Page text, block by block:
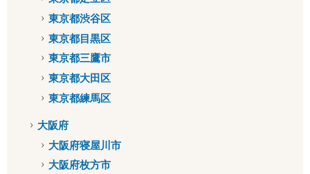
東京都渋谷区
東京都目黒区
東京都三鷹市
東京都大田区
東京都練馬区
大阪府
大阪府寝屋川市
大阪府枚方市